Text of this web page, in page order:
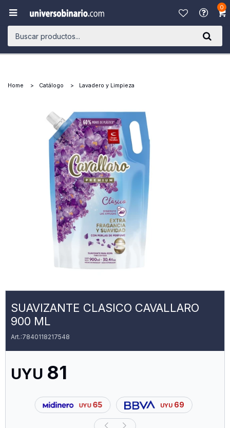
0

Home Catálogo Lavadero y Limpieza
SUAVIZANTE CLASICO CAVALLARO
900 ML
7840118217548
UYU 81
UYU 65 UYU 69